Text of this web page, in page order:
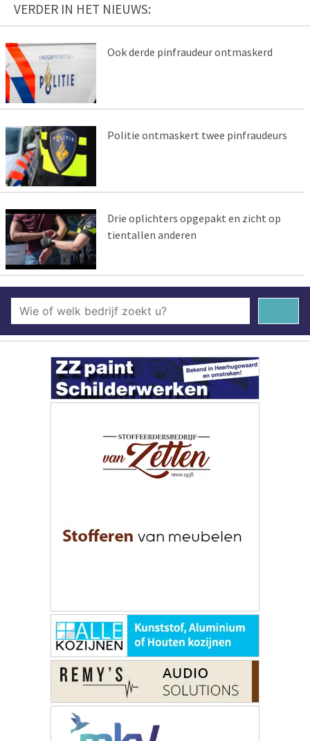
VERDER IN HET NIEUWS:
Ook derde pinfraudeur ontmaskerd
Politie ontmaskert twee pinfraudeurs
Drie oplichters opgepakt en zicht op
tientallen anderen